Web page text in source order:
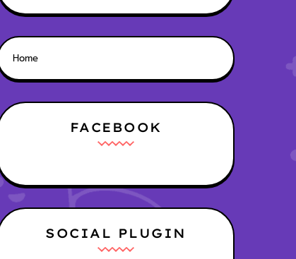
Home
FACEBOOK
SOCIAL PLUGIN